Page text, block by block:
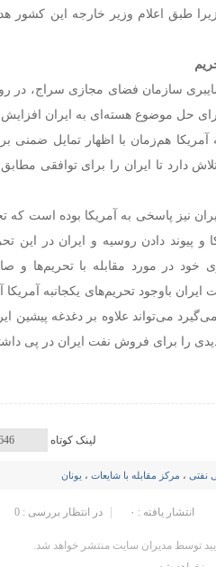
طبق اعلام وزیر خارجه این کشور
سازمان فضای مجازی سراج، در
حل موضوع هسته‌ای به ایران افزایش
هم‌زمان با اظهار تمایل ضمنی
دارد تا ایران را برای توافقی
نیز پاسخی به آمریکا بوده است که
و پیوند دادن روسیه و ایران در این
خود در مورد مقابله با تحریم‌ها و
باوجود تحریم‌های یکجانبه
می‌تواند علاوه بر دغدغه پیشین
را برای فروش نفت ایران در پی
لینک کوتاه
نفتی ، مرکز مقابله با شایعات ، یونان
در انتظار بررسی : 0 انتشار یافته : ۰
توسط مدیران سایت منتشر خواهد شد.